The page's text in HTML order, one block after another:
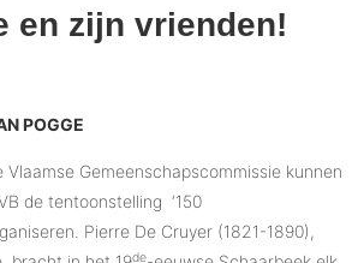
en zijn vrienden!
POGGE
Vlaamse Gemeenschapscommissie kunnen
de tentoonstelling ‘150
Pierre De Cruyer (1821-1890),
de